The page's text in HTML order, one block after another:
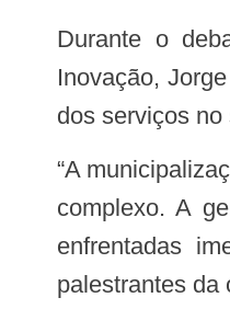
Durante o debate sobre regionalização, o secretário estadual de Planejamento, Desenvolvimento, Ciência, Tecnologia e
Inovação,
dos serviços no
“A municipalização da saúde é importante. Manaus ter a gestão sobre a saúde dos municípios mais distantes é um negócio bem
complexo. A
enfrentadas
palestrantes da